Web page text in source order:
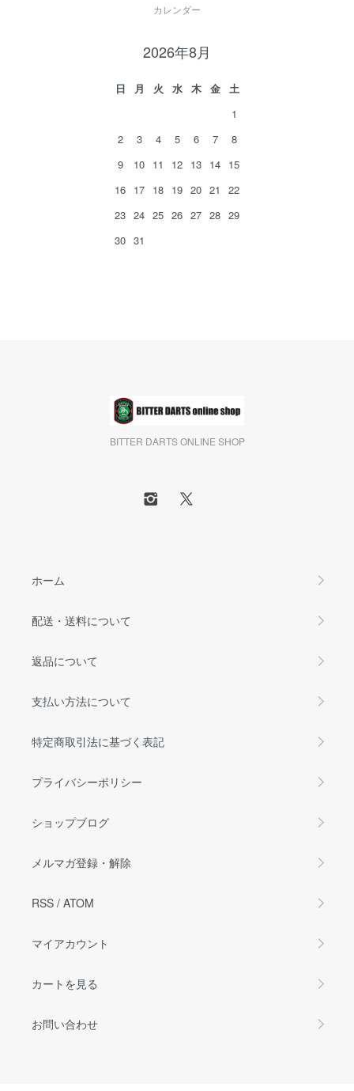
カレンダー
2026年8月
日 月 火 水 木 金
土
1
2
3 4 5 6 7
8
9
10 11 12 13 14 15
16 17 18 19 20 21
22
23 24 25 26 27 28 29
30 31
BITTER DARTS ONLINE SHOP
ホーム
配送・送料について
返品について
支払い方法について
特定商取引法に基づく表記
プライバシーポリシー
ショップブログ
メルマガ登録・解除
RSS / ATOM
マイアカウント
カートを見る
お問い合わせ